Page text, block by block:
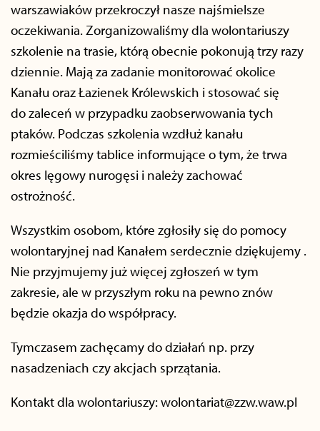
warszawiaków przekroczył nasze najśmielsze
oczekiwania. Zorganizowaliśmy dla wolontariuszy
szkolenie na trasie, którą obecnie pokonują trzy razy
dziennie. Mają za zadanie monitorować okolice
Kanału oraz Łazienek Królewskich i stosować się
do zaleceń w przypadku zaobserwowania tych
ptaków. Podczas szkolenia wzdłuż kanału
rozmieściliśmy tablice informujące o tym, że trwa
okres lęgowy nurogęsi i należy zachować
ostrożność.
Wszystkim osobom, które zgłosiły się do pomocy
wolontaryjnej nad Kanałem serdecznie dziękujemy .
Nie przyjmujemy już więcej zgłoszeń w tym
zakresie, ale w przyszłym roku na pewno znów
będzie okazja do współpracy.
Tymczasem zachęcamy do działań np. przy
nasadzeniach czy akcjach sprzątania.
Kontakt dla wolontariuszy: wolontariat@zzw.waw.pl